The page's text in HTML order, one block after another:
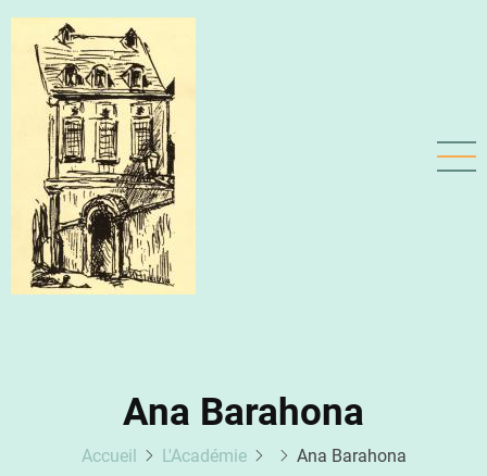
Aller
contenu
principal
Ana Barahona
Accueil L'Académie Ana Barahona